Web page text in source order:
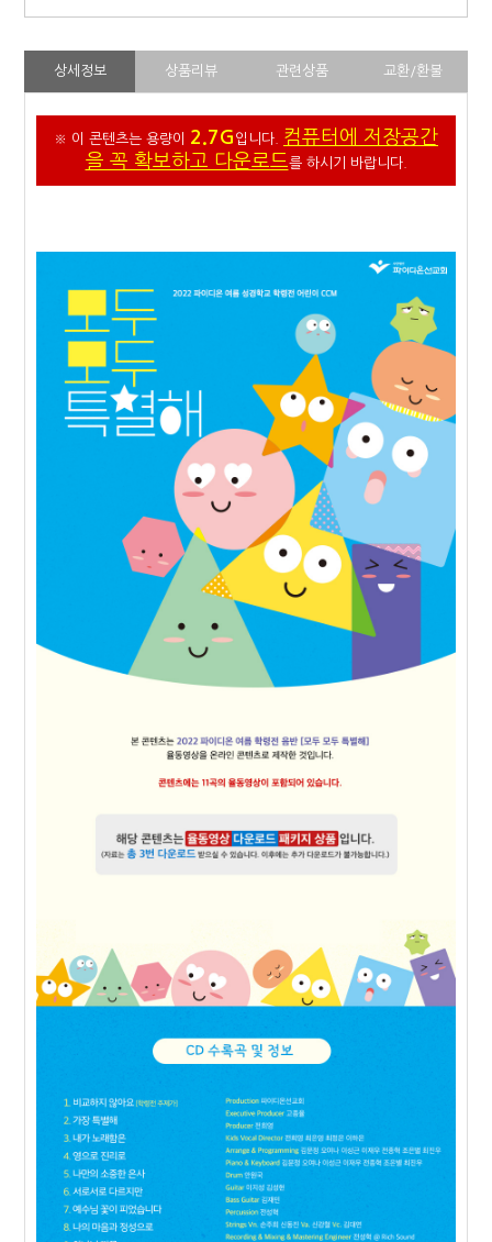
상세정보 상품리뷰 관련상품 교환/환불
※ 이 콘텐츠는 용량이 2.7G 입니다. 컴퓨터에 저장공간
을 꼭 확보하고 다운로드를 하시기 바랍니다.